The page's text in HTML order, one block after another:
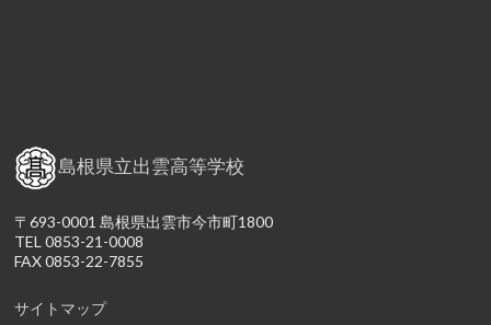
島根県立出雲高等学校
〒693-0001 島根県出雲市今市町1800
TEL 0853-21-0008
FAX 0853-22-7855
サイトマップ